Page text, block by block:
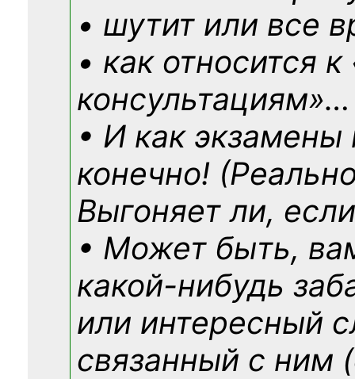
• шутит или все
• как относится
консультациям»…
• И как экзамены
конечно!
Выгоняет ли,
• Может быть,
какой-нибудь
или интересный
связанный с ним